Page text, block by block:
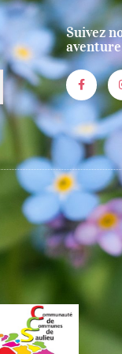
Suivez
aventure